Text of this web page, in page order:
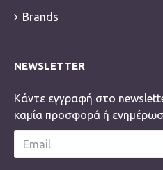
Brands
NEWSLETTER
Κάντε εγγραφή στο
καμία προσφορά ή